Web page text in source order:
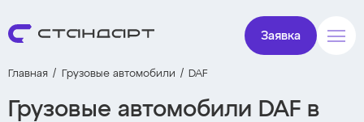
Заявка
Главная Грузовые автомобили DAF
Грузовые автомобили DAF в